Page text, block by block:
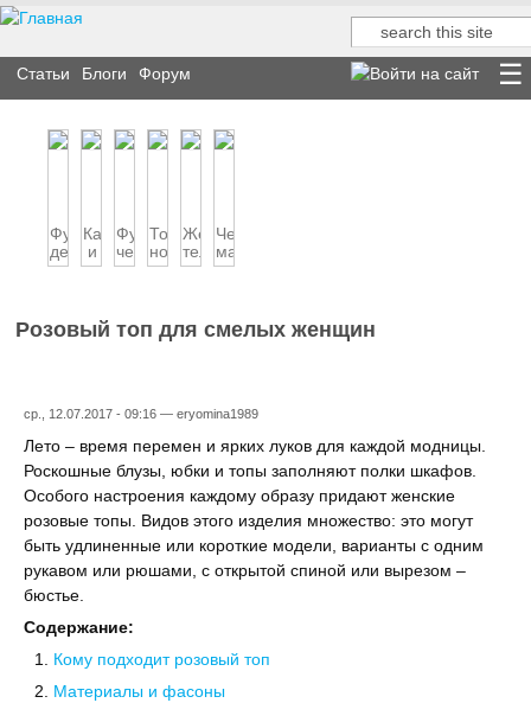
Форма поиска
Поиск
Статьи Блоги Форум
Футболки:
демократичная
мода
Как
и
с
футболку
Футболки
черного
цвета
Топы:
носим
летом
Женская
тельняшка:
и
Черная
майка
—
Розовый топ для смелых женщин
ср., 12.07.2017 - 09:16 — eryomina1989
Лето – время перемен и ярких луков для каждой модницы.
Роскошные блузы, юбки и топы заполняют полки шкафов.
Особого настроения каждому образу придают женские
розовые топы. Видов этого изделия множество: это могут
быть удлиненные или короткие модели, варианты с одним
рукавом или рюшами, с открытой спиной или вырезом –
бюстье.
Содержание:
Кому подходит розовый топ
Материалы и фасоны